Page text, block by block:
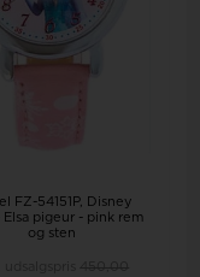
FZ-54151P
Disney
Elsa pigeur - pink rem
og sten